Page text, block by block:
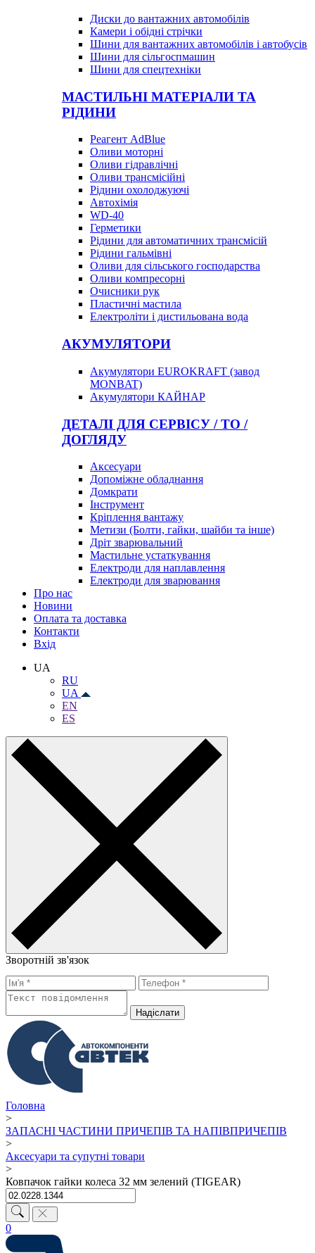
Диски до вантажних автомобілів
Камери і обідні стрічки
Шини для вантажних автомобілів і автобусів
Шини для сільгоспмашин
Шини для спецтехніки
МАСТИЛЬНІ МАТЕРІАЛИ ТА
РІДИНИ
Реагент AdBlue
Оливи моторні
Оливи гідравлічні
Оливи трансмісійні
Рідини охолоджуючі
Автохімія
WD-40
Герметики
Рідини для автоматичних трансмісій
Рідини гальмівні
Оливи для сільського господарства
Оливи компресорні
Очисники рук
Пластичні мастила
Електроліти і дистильована вода
АКУМУЛЯТОРИ
Акумулятори EUROKRAFT (завод
MONBAT)
Акумулятори КАЙНАР
ДЕТАЛІ ДЛЯ СЕРВІСУ / ТО /
ДОГЛЯДУ
Аксесуари
Допоміжне обладнання
Домкрати
Інструмент
Кріплення вантажу
Метизи (Болти, гайки, шайби та інше)
Дріт зварювальний
Мастильне устаткування
Електроди для наплавлення
Електроди для зварювання
Про нас
Новини
Оплата та доставка
Контакти
Вхiд
UA
RU
UA
EN
ES
Зворотній зв'язок
Надiслати
Головна
>
ЗАПАСНІ ЧАСТИНИ ПРИЧЕПІВ ТА НАПІВПРИЧЕПІВ
>
Аксесуари та супутні товари
>
Ковпачок гайки колеса 32 мм зелений (TIGEAR)
0